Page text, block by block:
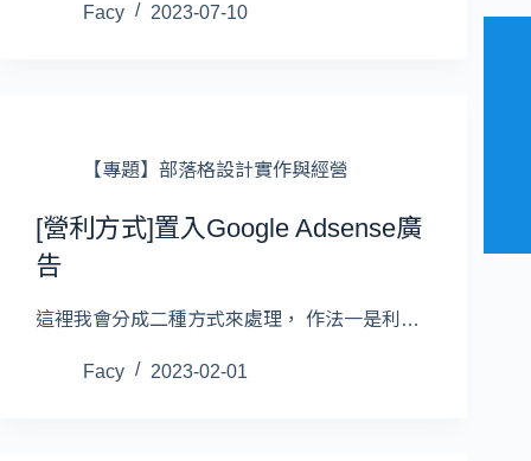
Facy 2023-07-10
【專題】部落格設計實作與經營
[營利方式]置入Google Adsense廣
告
這裡我會分成二種方式來處理， 作法一是利…
Facy 2023-02-01